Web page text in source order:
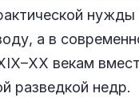
нужды
а в
векам
разведкой недр.